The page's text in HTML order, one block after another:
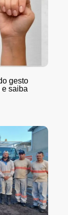
gesto
e saiba